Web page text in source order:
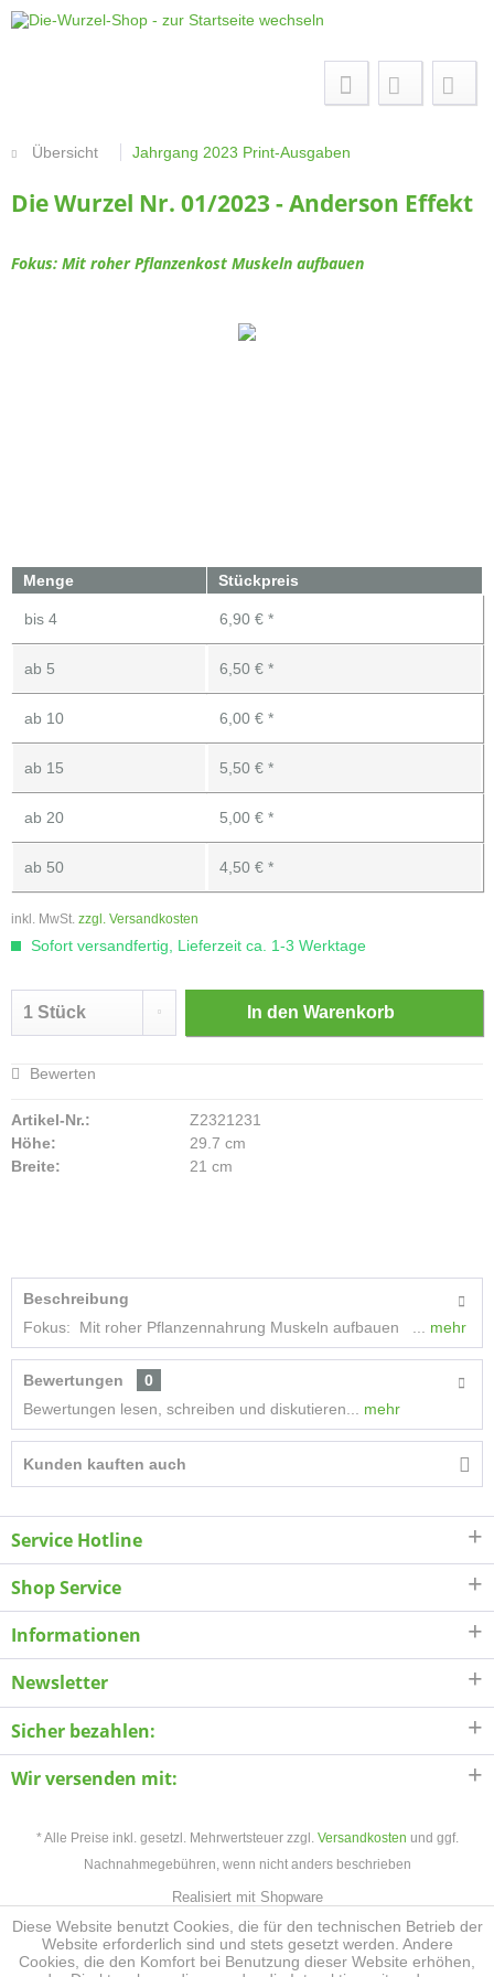
Übersicht Jahrgang 2023 Print-Ausgaben
Die Wurzel Nr. 01/2023 - Anderson Effekt
Fokus: Mit roher Pflanzenkost Muskeln aufbauen
Menge Stückpreis
bis 4 6,90 € *
ab 5 6,50 € *
ab 10 6,00 € *
ab 15 5,50 € *
ab 20 5,00 € *
ab 50 4,50 € *
inkl. MwSt. zzgl. Versandkosten
Sofort versandfertig, Lieferzeit ca. 1-3 Werktage
In den Warenkorb
Bewerten
Artikel-Nr.:
Z2321231
Höhe:
29.7 cm
Breite:
21 cm
Beschreibung
Fokus: Mit roher Pflanzennahrung Muskeln aufbauen ...
mehr
Bewertungen
0
Bewertungen lesen, schreiben und diskutieren...
mehr
Kunden kauften auch
Service Hotline
Shop Service
Informationen
Newsletter
Sicher bezahlen:
Wir versenden mit:
* Alle Preise inkl. gesetzl. Mehrwertsteuer zzgl. Versandkosten und ggf.
Nachnahmegebühren, wenn nicht anders beschrieben
Realisiert mit Shopware
Diese Website benutzt Cookies, die für den technischen Betrieb der
Website erforderlich sind und stets gesetzt werden. Andere
Cookies, die den Komfort bei Benutzung dieser Website erhöhen,